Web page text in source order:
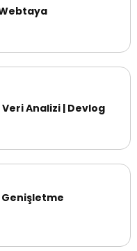
Analizi | Devlog
Genişletme